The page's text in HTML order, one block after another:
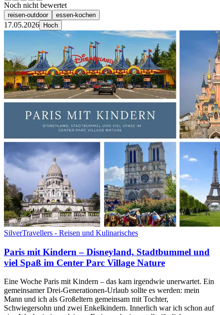
Noch nicht bewertet
reisen-outdoor essen-kochen
17.05.2026 Hoch
SilverTravellers - Reisen und Kulinarisches
Paris mit Kindern – Disneyland, Stadtbummel und
viel Spaß im Center Parc Village Nature
Eine Woche Paris mit Kindern – das kam irgendwie unerwartet. Ein
gemeinsamer Drei-Generationen-Urlaub sollte es werden: mein
Mann und ich als Großeltern gemeinsam mit Tochter,
Schwiegersohn und zwei Enkelkindern. Innerlich war ich schon auf